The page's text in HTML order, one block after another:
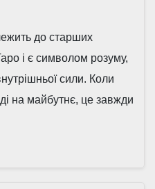
до старших
і є символом розуму,
сили. Коли
на майбутнє, це завжди